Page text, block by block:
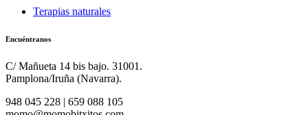
Terapias naturales
Encuéntranos
C/ Mañueta 14 bis bajo. 31001.
Pamplona/Iruña (Navarra).
948 045 228 | 659 088 105